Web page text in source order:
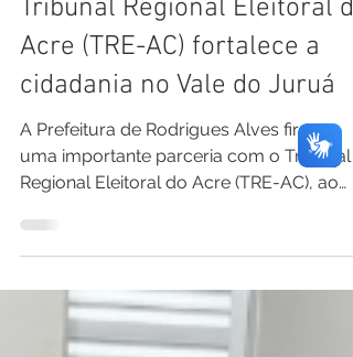
Pref. Rodrigues Alves
3 de jul. de 2025
1 min de leitura
Parceria entre a Prefeitura
de Rodrigues Alves e o
Tribunal Regional Eleitoral do
Acre (TRE-AC) fortalece a
cidadania no Vale do Juruá
A Prefeitura de Rodrigues Alves firmou
uma importante parceria com o Tribunal